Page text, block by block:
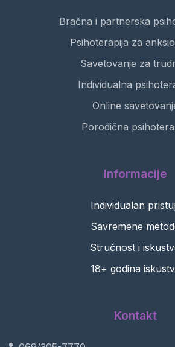
Bračna i partnerska
Psihoterapija za
Savetovanje za
Individualna
Online
Porodična
Informacije
Individualan
Savremene
Stručnost i
18+ godina
Kontakt